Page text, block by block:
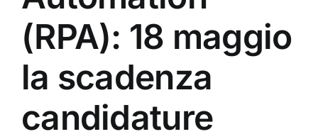
(RPA): 18 maggio
la scadenza
candidature